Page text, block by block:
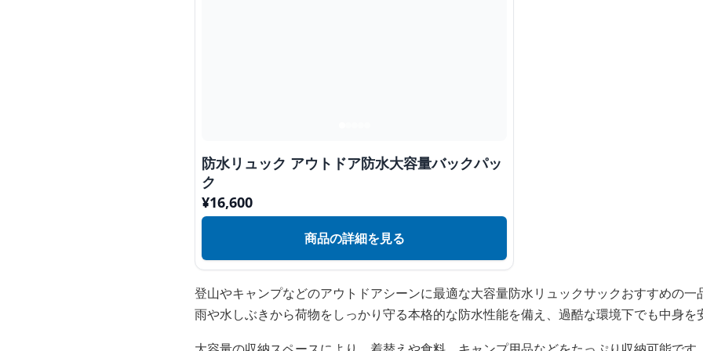
防水リュック アウトドア防水大容量バックパッ
ク
¥16,600
商品の詳細を見る
登山やキャンプなどのアウトドアシーンに最適な大容量防水リュックサックおすすめの一
雨や水しぶきから荷物をしっかり守る本格的な防水性能を備え、過酷な環境下でも中身を